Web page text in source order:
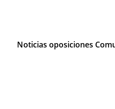
Noticias oposiciones